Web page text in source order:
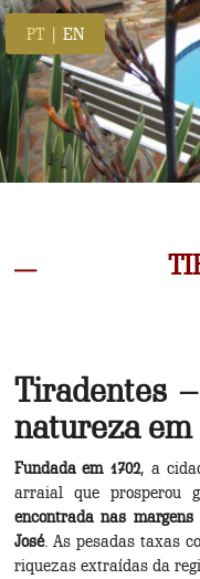
PT | EN
Tiradentes
natureza
Fundada em 1702, a
arraial que prosperou
encontrada nas
José. As pesadas taxas
riquezas extraídas da